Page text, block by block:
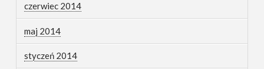
czerwiec 2014
maj 2014
styczeń 2014